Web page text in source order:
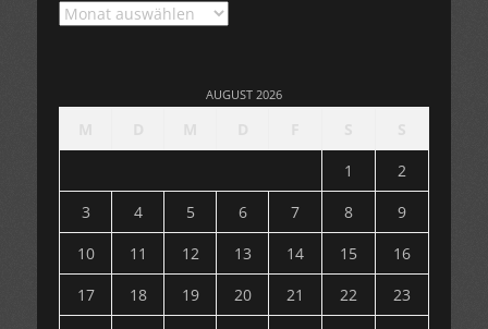
Archiv
AUGUST 2026
1
2
3
4 5 6 7 8
9
10
11 12 13 14 15
16
17
18 19 20 21 22
23